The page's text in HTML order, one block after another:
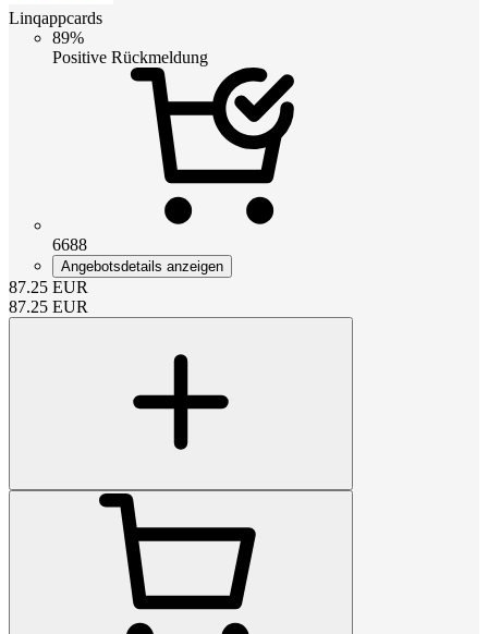
Linqappcards
89%
Positive Rückmeldung
6688
Angebotsdetails anzeigen
87.25 EUR
87.25 EUR